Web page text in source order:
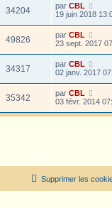
34204 par CBL
19 juin 2018
49826 par CBL
23 sept. 2017
34317 par CBL
02 janv. 2017
35342 par CBL
03 févr. 2014
Supprimer les